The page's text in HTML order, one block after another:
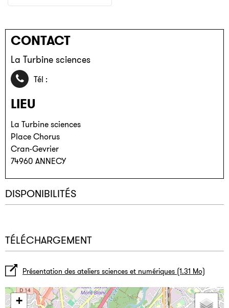
CONTACT
La Turbine sciences
Tél :
LIEU
La Turbine sciences
Place Chorus
Cran-Gevrier
74960 ANNECY
DISPONIBILITÉS
TÉLÉCHARGEMENT
Présentation des ateliers sciences et numériques (1.31 Mo)
+